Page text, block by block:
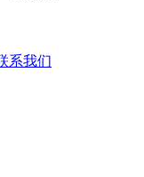
系我们